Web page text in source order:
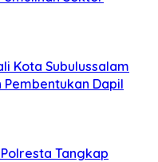
Kota Subulussalam
Pembentukan Dapil
Tangkap